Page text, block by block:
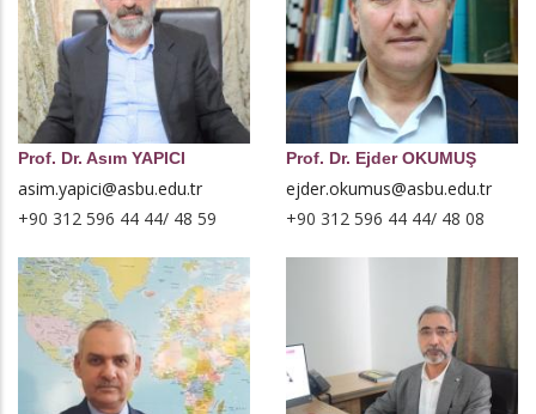
Prof. Dr. Asım YAPICI
asim.yapici@asbu.edu.tr
+90 312 596 44 44/ 48 59
Prof. Dr. Ejder OKUMUŞ
ejder.okumus@asbu.edu.tr
+90 312 596 44 44/ 48 08